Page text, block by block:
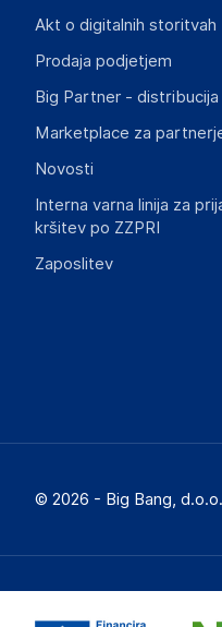
Akt o digitalnih storitvah
Prodaja podjetjem
Big Partner - distribucija
Marketplace za
Novosti
Interna varna linija za
kršitev po ZZPRI
Zaposlitev
© 2026 - Big Bang, d.o.o.